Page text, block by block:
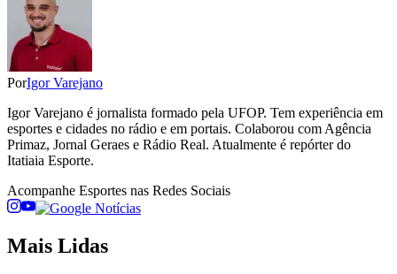
PorIgor Varejano
Igor Varejano é jornalista formado pela UFOP. Tem experiência em
esportes e cidades no rádio e em portais. Colaborou com Agência
Primaz, Jornal Geraes e Rádio Real. Atualmente é repórter do
Itatiaia Esporte.
Acompanhe Esportes nas Redes Sociais
Mais Lidas